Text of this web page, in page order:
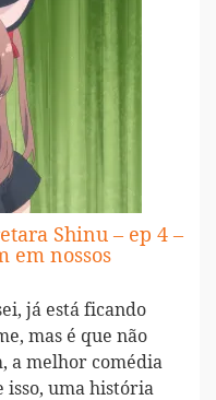
Shinu – ep 4 –
em nossos
já está ficando
mas é que não
a melhor comédia
isso, uma história